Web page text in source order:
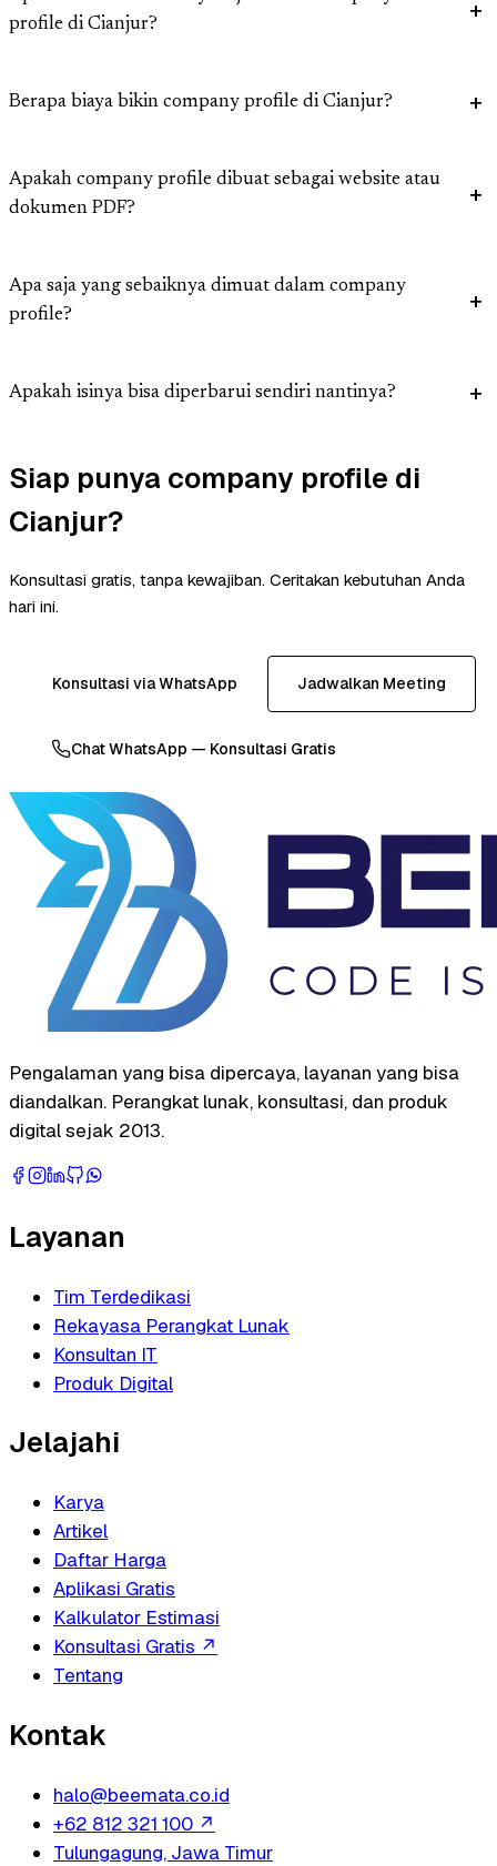
profile di Cianjur?
Berapa biaya bikin company profile di Cianjur?
Apakah company profile dibuat sebagai website atau
dokumen PDF?
Apa saja yang sebaiknya dimuat dalam company
profile?
Apakah isinya bisa diperbarui sendiri nantinya?
Siap punya company profile di
Cianjur?
Konsultasi gratis, tanpa kewajiban. Ceritakan kebutuhan Anda
hari ini.
Konsultasi via WhatsApp Jadwalkan Meeting
Chat WhatsApp — Konsultasi Gratis
Pengalaman yang bisa dipercaya, layanan yang bisa
diandalkan. Perangkat lunak, konsultasi, dan produk
digital sejak 2013.
Layanan
Tim Terdedikasi
Rekayasa Perangkat Lunak
Konsultan IT
Produk Digital
Jelajahi
Karya
Artikel
Daftar Harga
Aplikasi Gratis
Kalkulator Estimasi
Konsultasi Gratis ↗
Tentang
Kontak
halo@beemata.co.id
+62 812 321 100 ↗
Tulungagung, Jawa Timur